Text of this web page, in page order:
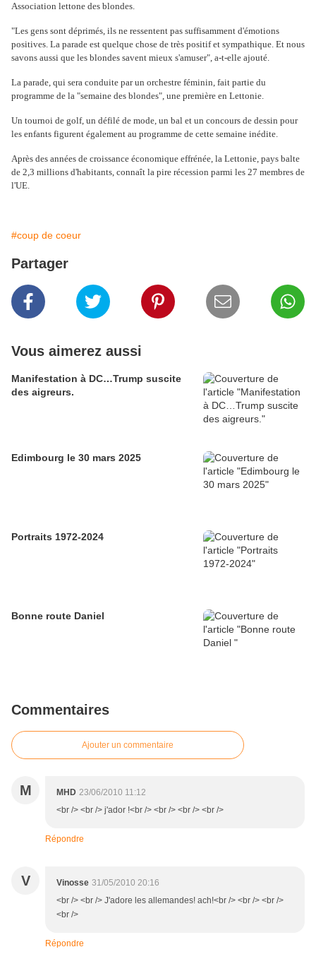
Association lettone des blondes.
"Les gens sont déprimés, ils ne ressentent pas suffisamment d'émotions
positives. La parade est quelque chose de très positif et sympathique. Et nous
savons aussi que les blondes savent mieux s'amuser", a-t-elle ajouté.
La parade, qui sera conduite par un orchestre féminin, fait partie du
programme de la "semaine des blondes", une première en Lettonie.
Un tournoi de golf, un défilé de mode, un bal et un concours de dessin pour
les enfants figurent également au programme de cette semaine inédite.
Après des années de croissance économique effrénée, la Lettonie, pays balte
de 2,3 millions d'habitants, connaît la pire récession parmi les 27 membres de
l'UE.
#coup de coeur
Partager
Vous aimerez aussi
Manifestation à DC…Trump suscite
des aigreurs.
Edimbourg le 30 mars 2025
Portraits 1972-2024
Bonne route Daniel
Commentaires
Ajouter un commentaire
M MHD 23/06/2010 11:12
<br /> <br /> j'ador !<br /> <br /> <br /> <br />
Répondre
V Vinosse 31/05/2010 20:16
<br /> <br /> J'adore les allemandes! ach!<br /> <br /> <br />
<br />
Répondre